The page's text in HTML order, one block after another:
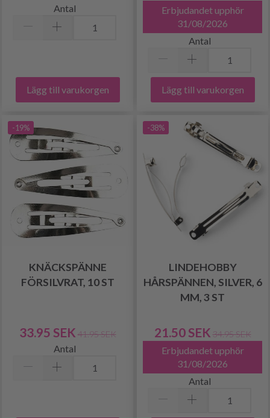
Antal
Lägg till varukorgen
Erbjudandet upphör
31/08/2026
Antal
Lägg till varukorgen
-19%
KNÄCKSPÄNNE
FÖRSILVRAT, 10 ST
33.95 SEK 41.95 SEK
Antal
-38%
LINDEHOBBY
HÅRSPÄNNEN, SILVER, 6
MM, 3 ST
21.50 SEK 34.95 SEK
Erbjudandet upphör
31/08/2026
Antal